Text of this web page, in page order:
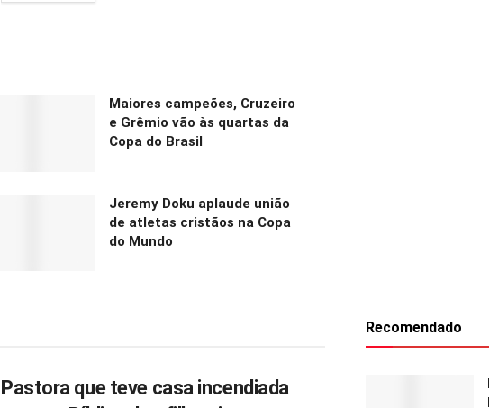
Maiores campeões, Cruzeiro
e Grêmio vão às quartas da
Copa do Brasil
Jeremy Doku aplaude união
de atletas cristãos na Copa
do Mundo
Pastora que teve casa incendiada
Recomendado